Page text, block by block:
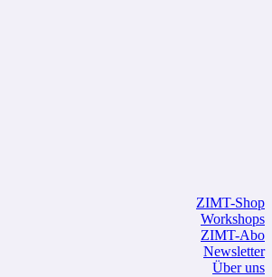
ZIMT-Shop
Workshops
ZIMT-Abo
Newsletter
Über uns